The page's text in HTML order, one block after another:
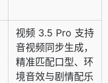
视频 3.5 Pro 支持
音视频同步生成，
精准匹配口型、环
境音效与剧情配乐